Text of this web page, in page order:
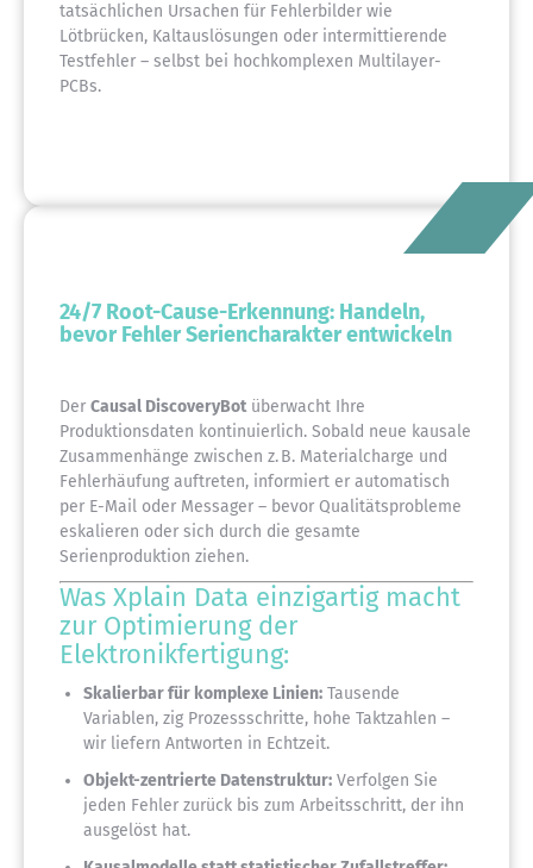
tatsächlichen Ursachen für Fehlerbilder wie
Lötbrücken, Kaltauslösungen oder intermittierende
Testfehler – selbst bei hochkomplexen Multilayer-
PCBs.
24/7 Root-Cause-Erkennung: Handeln,
bevor Fehler Seriencharakter entwickeln
Der Causal DiscoveryBotüberwacht Ihre
Produktionsdaten kontinuierlich. Sobald neue kausale
Zusammenhänge zwischen z. B. Materialcharge und
Fehlerhäufung auftreten, informiert er automatisch
per E-Mail oder Messager – bevor Qualitätsprobleme
eskalieren oder sich durch die gesamte
Serienproduktion ziehen.
Was Xplain Data einzigartig macht
zur Optimierung der
Elektronikfertigung:
Skalierbar für komplexe Linien: Tausende
Variablen, zig Prozessschritte, hohe Taktzahlen –
wir liefern Antworten in Echtzeit.
Objekt-zentrierte Datenstruktur: Verfolgen Sie
jeden Fehler zurück bis zum Arbeitsschritt, der ihn
ausgelöst hat.